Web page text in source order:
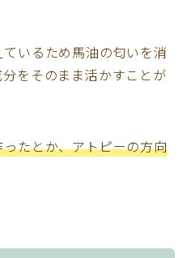
いるため馬油の匂いを消
をそのまま活かすことが
たとか、アトピーの方向